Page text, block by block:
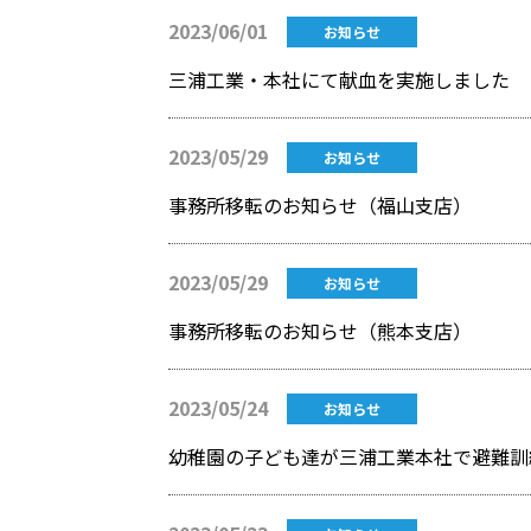
2023/06/01 お知らせ
三浦工業・本社にて献血を実施しました
2023/05/29 お知らせ
事務所移転のお知らせ（福山支店）
2023/05/29 お知らせ
事務所移転のお知らせ（熊本支店）
2023/05/24 お知らせ
幼稚園の子ども達が三浦工業本社で避難